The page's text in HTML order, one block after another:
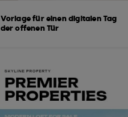
Vorlage für einen digitalen Tag
der offenen Tür